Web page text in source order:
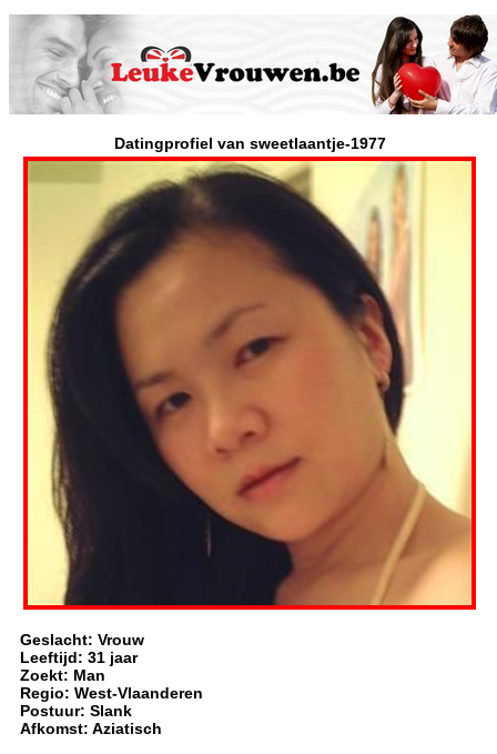
Datingprofiel van sweetlaantje-1977
Geslacht: Vrouw
Leeftijd: 31 jaar
Zoekt: Man
Regio: West-Vlaanderen
Postuur: Slank
Afkomst: Aziatisch